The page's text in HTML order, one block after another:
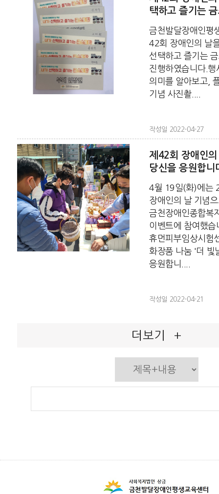
택하고 즐기는
금천발달장애인평
42회 장애인의 날
선택하고 즐기는
진행하였습니다.
의미를 알아보고,
기념 사진촬....
작성일 2022-04-27
제42회 장애인
당신을 응원합
4월 19일(화)에는
장애인의 날 기념
금천장애인종합복
이벤트에 참여했습
휴먼피부임상시험
화장품 나눔 '더 빛
응원합니....
작성일 2022-04-21
더보기 +